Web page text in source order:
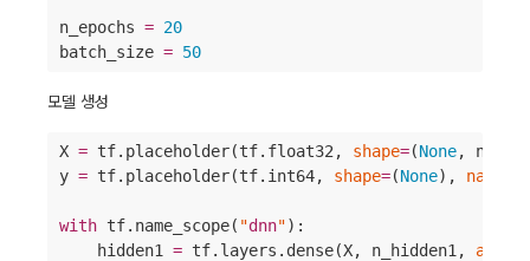
n_epochs = 20
batch_size = 50
모델 생성
X = tf.placeholder(tf.float32, shape=(None,
y = tf.placeholder(tf.int64, shape=(None), name
with tf.name_scope( "dnn"):
    hidden1
= tf.layers.dense(X, n_hidden1,